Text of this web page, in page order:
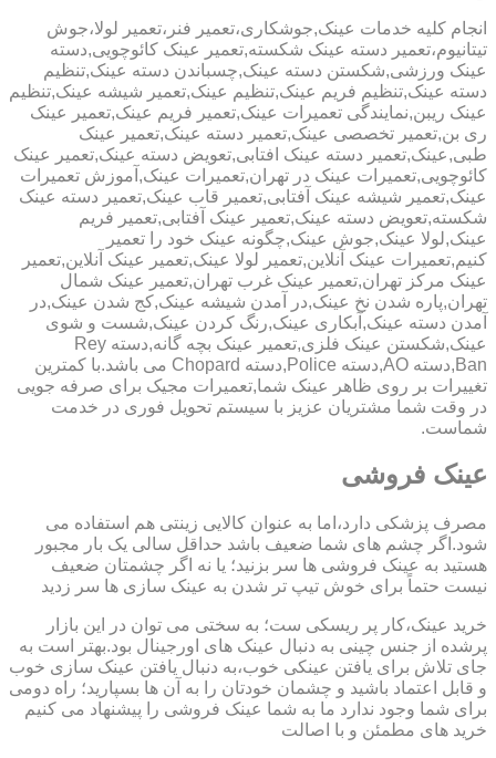
انجام کلیه خدمات عینک,جوشکاری،تعمیر فنر،تعمیر لولا،جوش
تیتانیوم،تعمیر دسته عینک شکسته,تعمیر عینک کائوچویی,دسته
عینک ورزشی,شکستن دسته عینک,چسباندن دسته عینک,تنظیم
دسته عینک,تنظیم فریم عینک,تنظیم عینک,تعمیر شیشه عینک,تنظیم
عینک ریبن,نمایندگی تعمیرات عینک,تعمیر فریم عینک,تعمیر عینک
ری بن,تعمیر تخصصی عینک,تعمیر دسته عینک,تعمیر عینک
طبی,عینک,تعمیر دسته عینک افتابی,تعویض دسته عینک,تعمیر عینک
کائوچویی,تعمیرات عینک در تهران,تعمیرات عینک,آموزش تعمیرات
عینک,تعمیر شیشه عینک آفتابی,تعمیر قاب عینک,تعمیر دسته عینک
شکسته,تعویض دسته عینک,تعمیر عینک آفتابی,تعمیر فریم
عینک,لولا عینک,جوش عینک,چگونه عینک خود را تعمیر
کنیم,تعمیرات عینک آنلاین,تعمیر لولا عینک,تعمیر عینک آنلاین,تعمیر
عینک مرکز تهران,تعمیر عینک غرب تهران,تعمیر عینک شمال
تهران,پاره شدن نخ عینک,در آمدن شیشه عینک,کج شدن عینک,در
آمدن دسته عینک,آبکاری عینک,رنگ کردن عینک,شست و شوی
عینک,شکستن عینک فلزی,تعمیر عینک بچه گانه,دسته Rey
Ban,دسته AO,دسته Police,دسته Chopard می باشد.با کمترین
تغییرات بر روی ظاهر عینک شما,تعمیرات مجیک برای صرفه جویی
در وقت شما مشتریان عزیز با سیستم تحویل فوری در خدمت
شماست.
عینک فروشی
مصرف پزشکی دارد،اما به عنوان کالایی زینتی هم استفاده می
شود.اگر چشم های شما ضعیف باشد حداقل سالی یک بار مجبور
هستید به عینک فروشی ها سر بزنید؛ یا نه اگر چشمتان ضعیف
نیست حتماً برای خوش تیپ تر شدن به عینک سازی ها سر زدید
خرید عینک،کار پر ریسکی ست؛ به سختی می توان در این بازار
پرشده از جنس چینی به دنبال عینک های اورجینال بود.بهتر است به
جای تلاش برای یافتن عینکی خوب،به دنبال یافتن عینک سازی خوب
و قابل اعتماد باشید و چشمان خودتان را به آن ها بسپارید؛ راه دومی
برای شما وجود ندارد ما به شما عینک فروشی را پیشنهاد می کنیم
خرید های مطمئن و با اصالت